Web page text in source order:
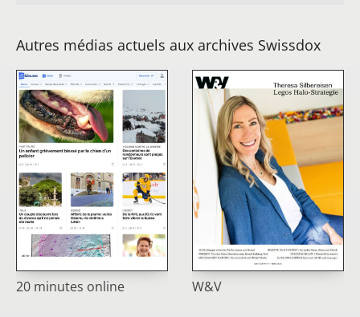
Autres médias actuels aux archives Swissdox
20 minutes online W&V